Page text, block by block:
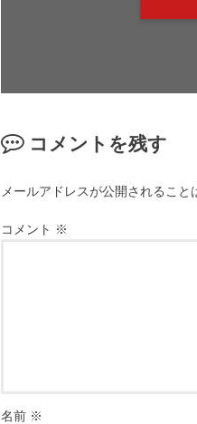
コメントを残す
メールアドレスが公開されること
コメント ※
名前 ※